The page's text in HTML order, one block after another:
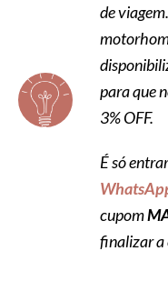
de
para que
3% OFF.
É só
cupom
finalizar